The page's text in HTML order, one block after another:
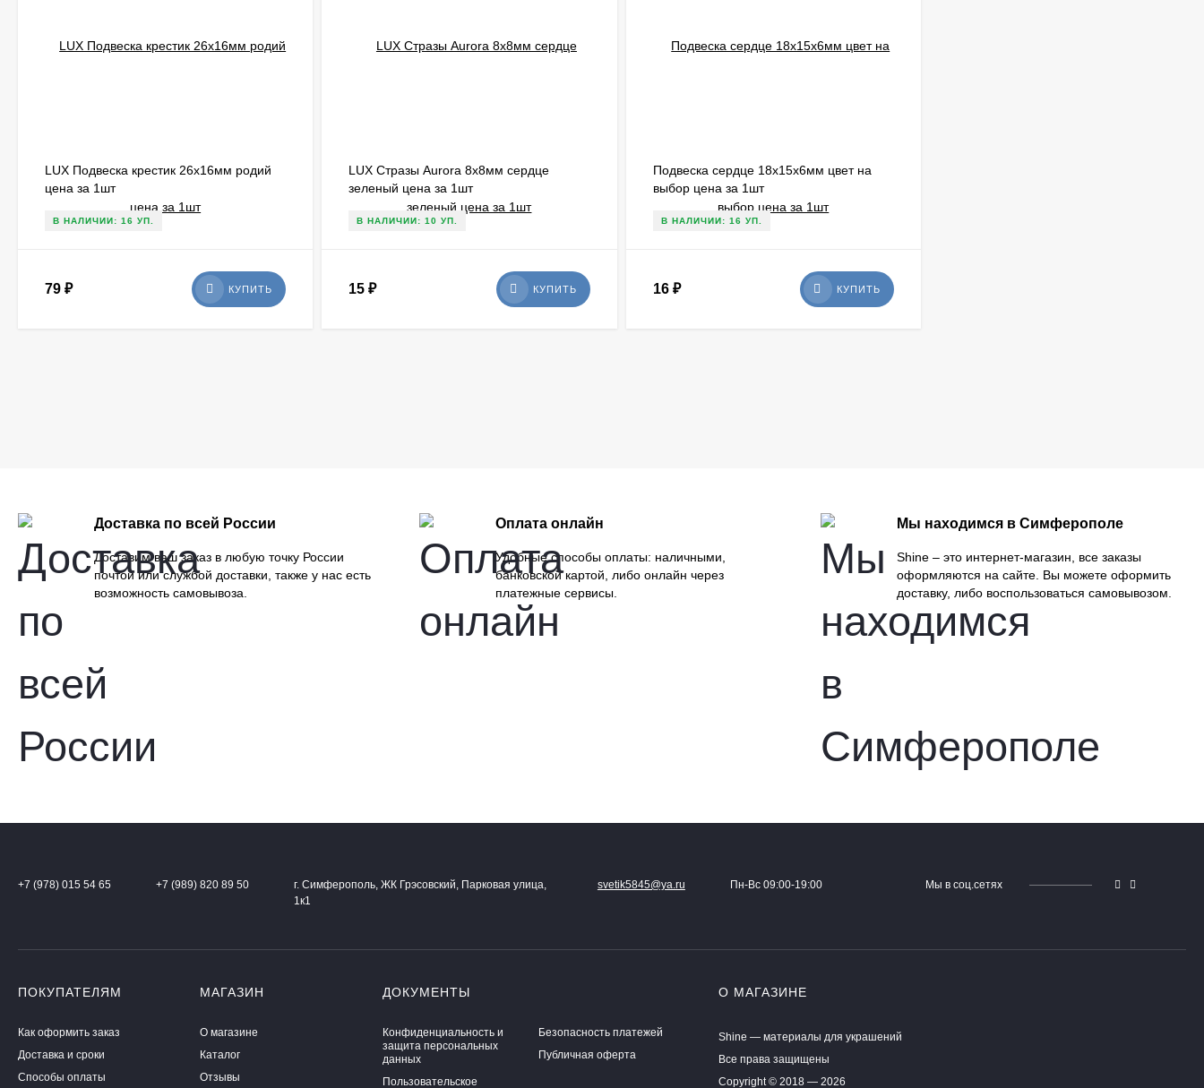
LUX Подвеска крестик 26х16мм родий
цена за 1шт
В НАЛИЧИИ: 16 УП.
79 ₽ КУПИТЬ
LUX Стразы Aurora 8х8мм сердце
зеленый цена за 1шт
В НАЛИЧИИ: 10 УП.
15₽ КУПИТЬ
Подвеска сердце 18х15х6мм цвет на
выбор цена за 1шт
В НАЛИЧИИ: 16 УП.
16 ₽ КУПИТЬ
Доставка по всей России
Доставим ваш заказ в любую точку России
почтой или службой доставки, также у нас есть
возможность самовывоза.
Оплата онлайн
Удобные способы оплаты: наличными,
банковской картой, либо онлайн через
платежные сервисы.
Мы находимся в Симферополе
Shine – это интернет-магазин, все заказы
оформляются на сайте. Вы можете оформить
доставку, либо воспользоваться самовывозом.
+7 (978) 015 54 65 +7 (989) 820 89 50
г. Симферополь, ЖК Грэсовский, Парковая улица,
1к1
svetik5845@ya.ru Пн-Вс 09:00-19:00 Мы в соц.сетях
ПОКУПАТЕЛЯМ
Как оформить заказ
Доставка и сроки
Способы оплаты
МАГАЗИН
О магазине
Каталог
Отзывы
ДОКУМЕНТЫ
Конфиденциальность и
защита персональных
данных
Пользовательское
Безопасность платежей
Публичная оферта
О МАГАЗИНЕ
Shine — материалы для украшений
Все права защищены
Copyright © 2018 — 2026